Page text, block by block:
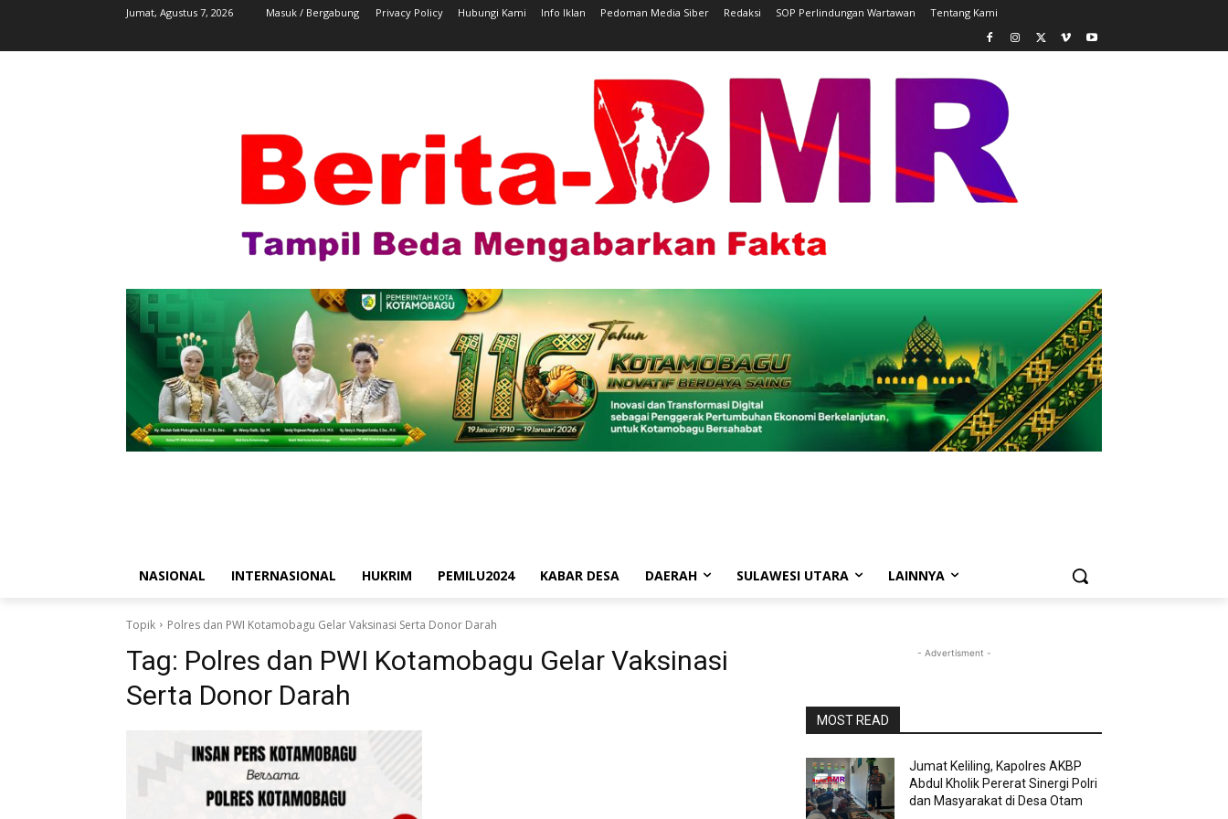
Jumat, Agustus 7, 2026 Masuk / Bergabung Privacy Policy Hubungi Kami Info Iklan Pedoman Media Siber Redaksi SOP Perlindungan Wartawan Tentang Kami
NASIONAL INTERNASIONAL HUKRIM PEMILU2024 KABAR DESA DAERAH SULAWESI UTARA LAINNYA
Topik Polres dan PWI Kotamobagu Gelar Vaksinasi Serta Donor Darah
Tag: Polres dan PWI Kotamobagu Gelar Vaksinasi
Serta Donor Darah
- Advertisment -
MOST READ
Jumat Keliling, Kapolres AKBP
Abdul Kholik Pererat Sinergi Polri
dan Masyarakat di Desa Otam